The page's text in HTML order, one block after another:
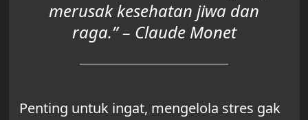
merusak kesehatan jiwa dan
raga.” – Claude Monet
Penting untuk ingat, mengelola stres gak